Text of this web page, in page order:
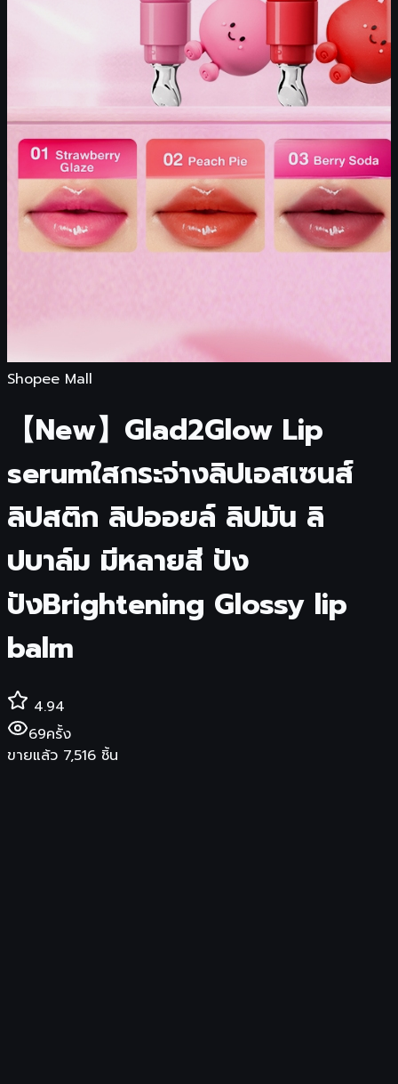
Shopee Mall
【New】Glad2Glow Lip
serumใสกระจ่างลิปเอสเซนส์
ลิปสติก ลิปออยล์ ลิปมัน ลิ
ปบาล์ม มีหลายสี ปัง
ปังBrightening Glossy lip
balm
4.94
69ครั้ง
ขายแล้ว 7,516 ชิ้น